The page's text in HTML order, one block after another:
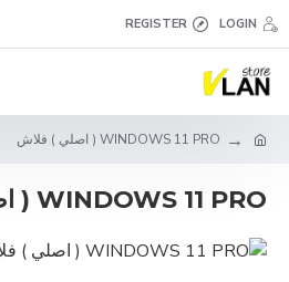
LOGIN
REGISTER
WINDOWS 11 PRO ( اصلي ) فلاش
WINDOWS 11 PRO ( اصلي ) فلاش